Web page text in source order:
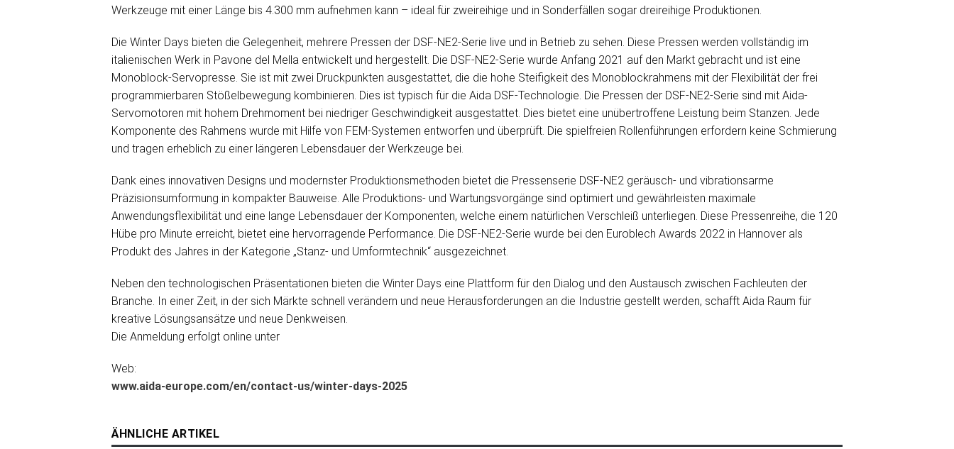
Werkzeuge mit einer Länge bis 4.300 mm aufnehmen kann – ideal für zweireihige und in Sonderfällen sogar dreireihige Produktionen.
Die Winter Days bieten die Gelegenheit, mehrere Pressen der DSF-NE2-Serie live und in Betrieb zu sehen. Diese Pressen werden vollständig im
italienischen Werk in Pavone del Mella entwickelt und hergestellt. Die DSF-NE2-Serie wurde Anfang 2021 auf den Markt gebracht und ist eine
Monoblock-Servopresse. Sie ist mit zwei Druckpunkten ausgestattet, die die hohe Steifigkeit des Monoblockrahmens mit der Flexibilität der frei
programmierbaren Stößelbewegung kombinieren. Dies ist typisch für die Aida DSF-Technologie. Die Pressen der DSF-NE2-Serie sind mit Aida-
Servomotoren mit hohem Drehmoment bei niedriger Geschwindigkeit ausgestattet. Dies bietet eine unübertroffene Leistung beim Stanzen. Jede
Komponente des Rahmens wurde mit Hilfe von FEM-Systemen entworfen und überprüft. Die spielfreien Rollenführungen erfordern keine Schmierung
und tragen erheblich zu einer längeren Lebensdauer der Werkzeuge bei.
Dank eines innovativen Designs und modernster Produktionsmethoden bietet die Pressenserie DSF-NE2 geräusch- und vibrationsarme
Präzisionsumformung in kompakter Bauweise. Alle Produktions- und Wartungsvorgänge sind optimiert und gewährleisten maximale
Anwendungsflexibilität und eine lange Lebensdauer der Komponenten, welche einem natürlichen Verschleiß unterliegen. Diese Pressenreihe, die 120
Hübe pro Minute erreicht, bietet eine hervorragende Performance. Die DSF-NE2-Serie wurde bei den Euroblech Awards 2022 in Hannover als
Produkt des Jahres in der Kategorie „Stanz- und Umformtechnik“ ausgezeichnet.
Neben den technologischen Präsentationen bieten die Winter Days eine Plattform für den Dialog und den Austausch zwischen Fachleuten der
Branche. In einer Zeit, in der sich Märkte schnell verändern und neue Herausforderungen an die Industrie gestellt werden, schafft Aida Raum für
kreative Lösungsansätze und neue Denkweisen.
Die Anmeldung erfolgt online unter
Web:
www.aida-europe.com/en/contact-us/winter-days-2025
ÄHNLICHE ARTIKEL